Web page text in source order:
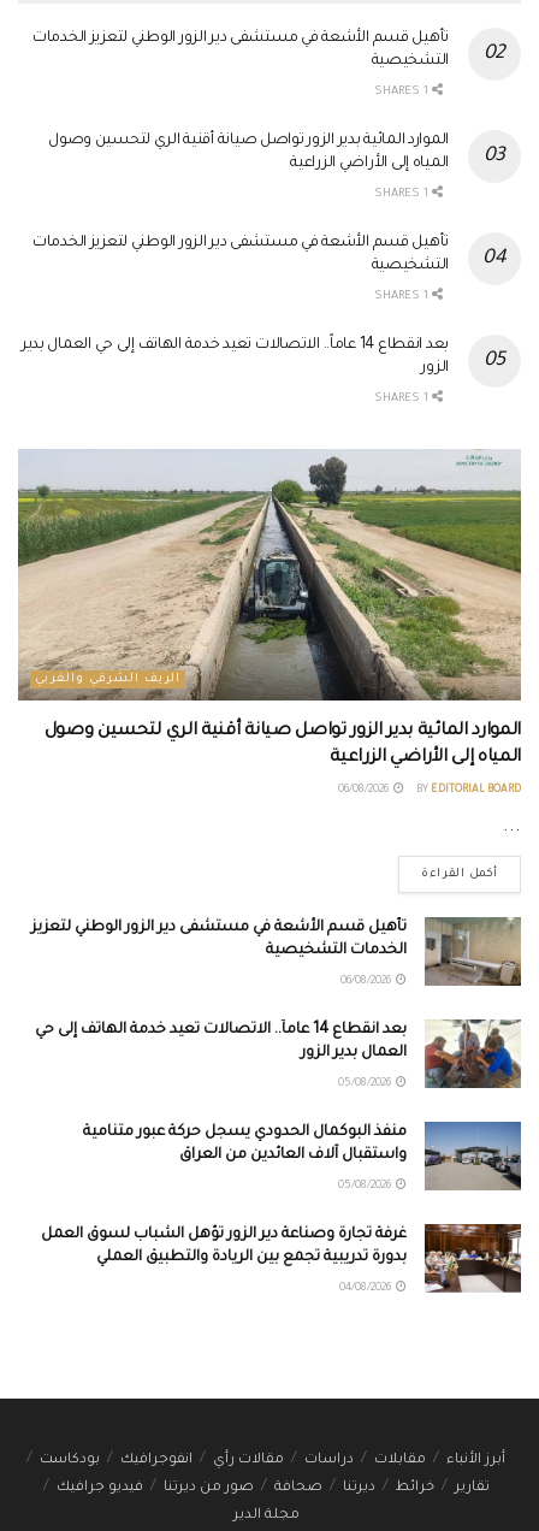
تأهيل قسم الأشعة في مستشفى دير الزور الوطني لتعزيز الخدمات
التشخيصية
الموارد المائية بدير الزور تواصل صيانة أقنية الري لتحسين وصول
المياه إلى الأراضي الزراعية
تأهيل قسم الأشعة في مستشفى دير الزور الوطني لتعزيز الخدمات
التشخيصية
بعد انقطاع 14 عاماً.. الاتصالات تعيد خدمة الهاتف إلى حي العمال بدير
الزور
الريف الشرقي والغربي
الموارد المائية بدير الزور تواصل صيانة أقنية الري لتحسين وصول
المياه إلى الأراضي الزراعية
BY EDITORIAL BOARD
...
أكمل القراءة
تأهيل قسم الأشعة في مستشفى دير الزور الوطني لتعزيز
الخدمات التشخيصية
بعد انقطاع 14 عاماً.. الاتصالات تعيد خدمة الهاتف إلى حي
العمال بدير الزور
منفذ البوكمال الحدودي يسجل حركة عبور متنامية
واستقبال آلاف العائدين من العراق
غرفة تجارة وصناعة دير الزور تؤهل الشباب لسوق العمل
بدورة تدريبية تجمع بين الريادة والتطبيق العملي
أبرز الأنباء مقابلات دراسات مقالات رأي انفوجرافيك
بودكاست
تقارير
خرائط ديرتنا صحافة صور من ديرتنا
فيديو جرافيك
مجلة الدير